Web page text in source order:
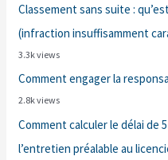
Classement sans suite :
(infraction insuffisamment
3.3k views
Comment engager la
2.8k views
Comment calculer le délai de
l’entretien préalable au